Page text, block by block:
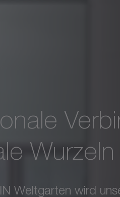
Wurzeln
Weltgarten wird